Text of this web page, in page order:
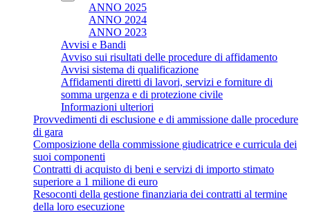
ANNO 2025
ANNO 2024
ANNO 2023
Avvisi e Bandi
Avviso sui risultati delle procedure di affidamento
Avvisi sistema di qualificazione
Affidamenti diretti di lavori, servizi e forniture di
somma urgenza e di protezione civile
Informazioni ulteriori
Provvedimenti di esclusione e di ammissione dalle procedure
di gara
Composizione della commissione giudicatrice e curricula dei
suoi componenti
Contratti di acquisto di beni e servizi di importo stimato
superiore a 1 milione di euro
Resoconti della gestione finanziaria dei contratti al termine
della loro esecuzione